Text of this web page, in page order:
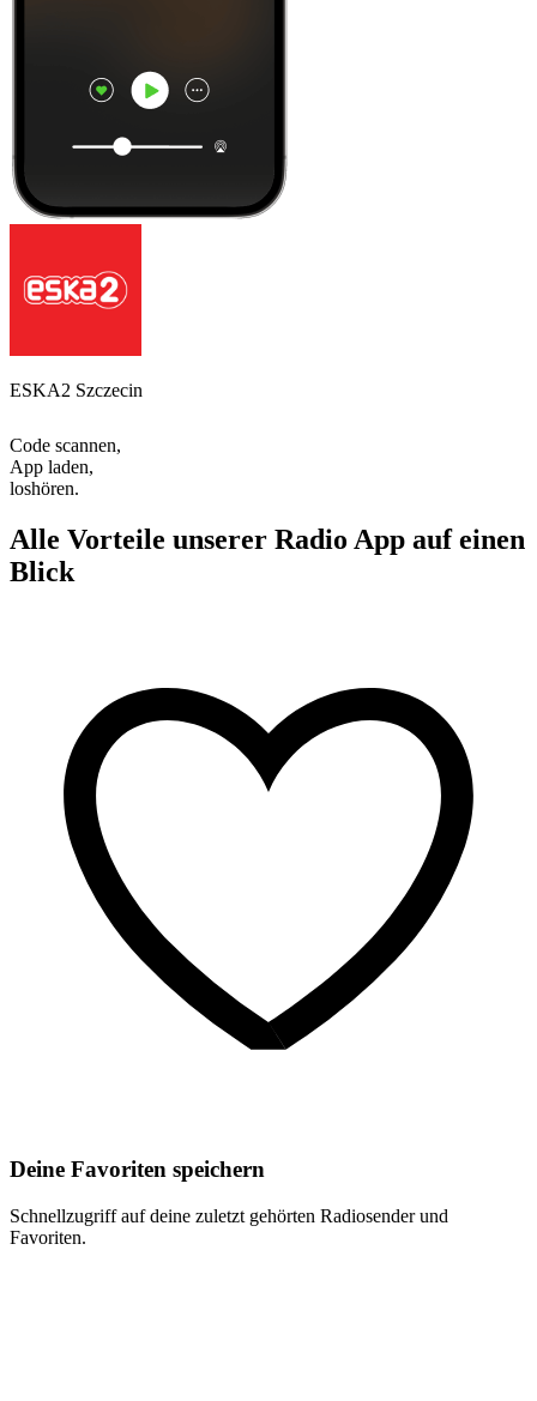
ESKA2 Szczecin
Code scannen,
App laden,
loshören.
Alle Vorteile unserer Radio App auf einen
Blick
Deine Favoriten speichern
Schnellzugriff auf deine zuletzt gehörten Radiosender und
Favoriten.